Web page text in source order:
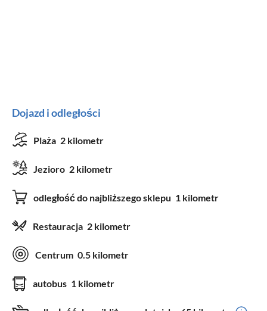
Dojazd i odległości
Plaża 2 kilometr
Jezioro 2 kilometr
odległość do najbliższego sklepu 1 kilometr
Restauracja 2 kilometr
Centrum 0.5 kilometr
autobus 1 kilometr